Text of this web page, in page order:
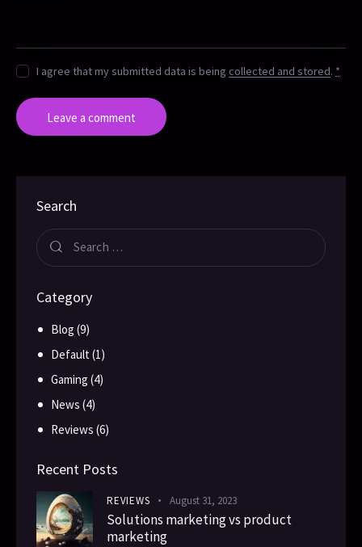
I agree that my submitted data is being collected and stored. *
Search
Category
Blog (9)
Default(1)
Gaming (4)
News (4)
Reviews (6)
Recent Posts
REVIEWS August 31, 2023
Solutions marketing vs product
marketing